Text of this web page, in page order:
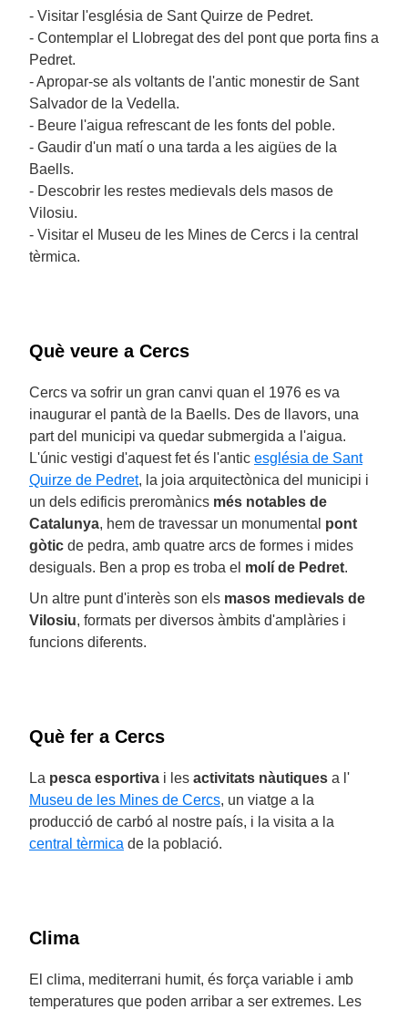
- Visitar l'església de Sant Quirze de Pedret.
- Contemplar el Llobregat des del pont que porta fins a
Pedret.
- Apropar-se als voltants de l'antic monestir de Sant
Salvador de la Vedella.
- Beure l'aigua refrescant de les fonts del poble.
- Gaudir d'un matí o una tarda a les aigües de la
Baells.
- Descobrir les restes medievals dels masos de
Vilosiu.
- Visitar el Museu de les Mines de Cercs i la central
tèrmica.
Què veure a Cercs
Cercs va sofrir un gran canvi quan el 1976 es va
inaugurar el pantà de la Baells. Des de llavors, una
part del municipi va quedar submergida a l'aigua.
L'únic vestigi d'aquest fet és l'antic església de Sant
Quirze de Pedret, la joia arquitectònica del municipi i
un dels edificis preromànics més notables de
Catalunya, hem de travessar un monumental pont
gòtic de pedra, amb quatre arcs de formes i mides
desiguals. Ben a prop es troba el molí de Pedret.
Un altre punt d'interès son els masos medievals de
Vilosiu, formats per diversos àmbits d'amplàries i
funcions diferents.
Què fer a Cercs
La pesca esportiva i les activitats nàutiques a l'
Museu de les Mines de Cercs, un viatge a la
producció de carbó al nostre país, i la visita a la
central tèrmica de la població.
Clima
El clima, mediterrani humit, és força variable i amb
temperatures que poden arribar a ser extremes. Les